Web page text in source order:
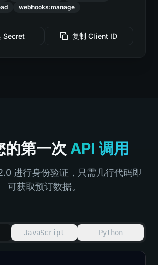
webhooks:manage
Secret 复制 Client ID
的第一次 API 调用
进行身份验证，只需几行代码即
可获取预订数据。
JavaScript Python